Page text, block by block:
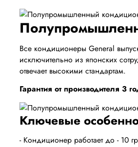
Все кондиционеры General
исключительно из японских
отвечает высокими стандартам.
Гарантия от производителя 3
Ключевые
- Кондиционер работает до - 10